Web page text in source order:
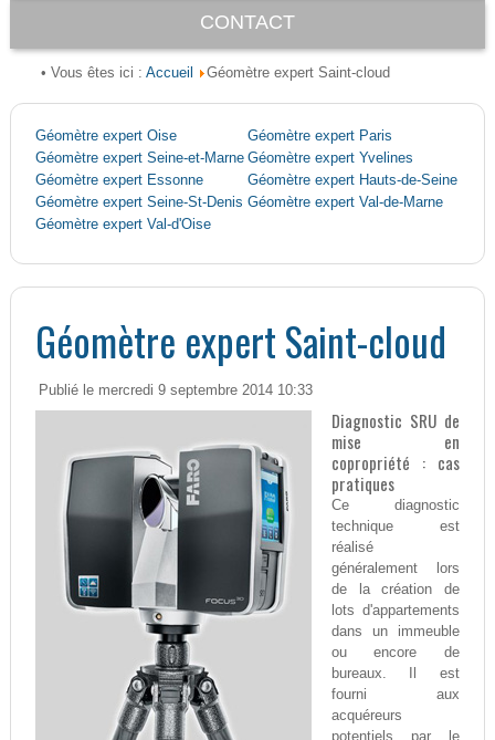
CONTACT
• Vous êtes ici : Accueil Géomètre expert Saint-cloud
Géomètre expert Oise
Géomètre expert Paris
Géomètre expert Seine-et-Marne Géomètre expert Yvelines
Géomètre expert Essonne
Géomètre expert Hauts-de-Seine
Géomètre expert Seine-St-Denis Géomètre expert Val-de-Marne
Géomètre expert Val-d'Oise
Géomètre expert Saint-cloud
Publié le mercredi 9 septembre 2014 10:33
Diagnostic SRU de
mise en
copropriété : cas
pratiques
Ce diagnostic
technique est
réalisé
généralement lors
de la création de
lots d'appartements
dans un immeuble
ou encore de
bureaux. Il est
fourni aux
acquéreurs
potentiels par le